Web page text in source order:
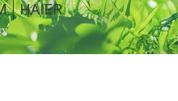
HAIER